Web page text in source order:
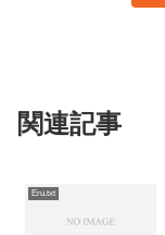
関連記事
Eru.txt